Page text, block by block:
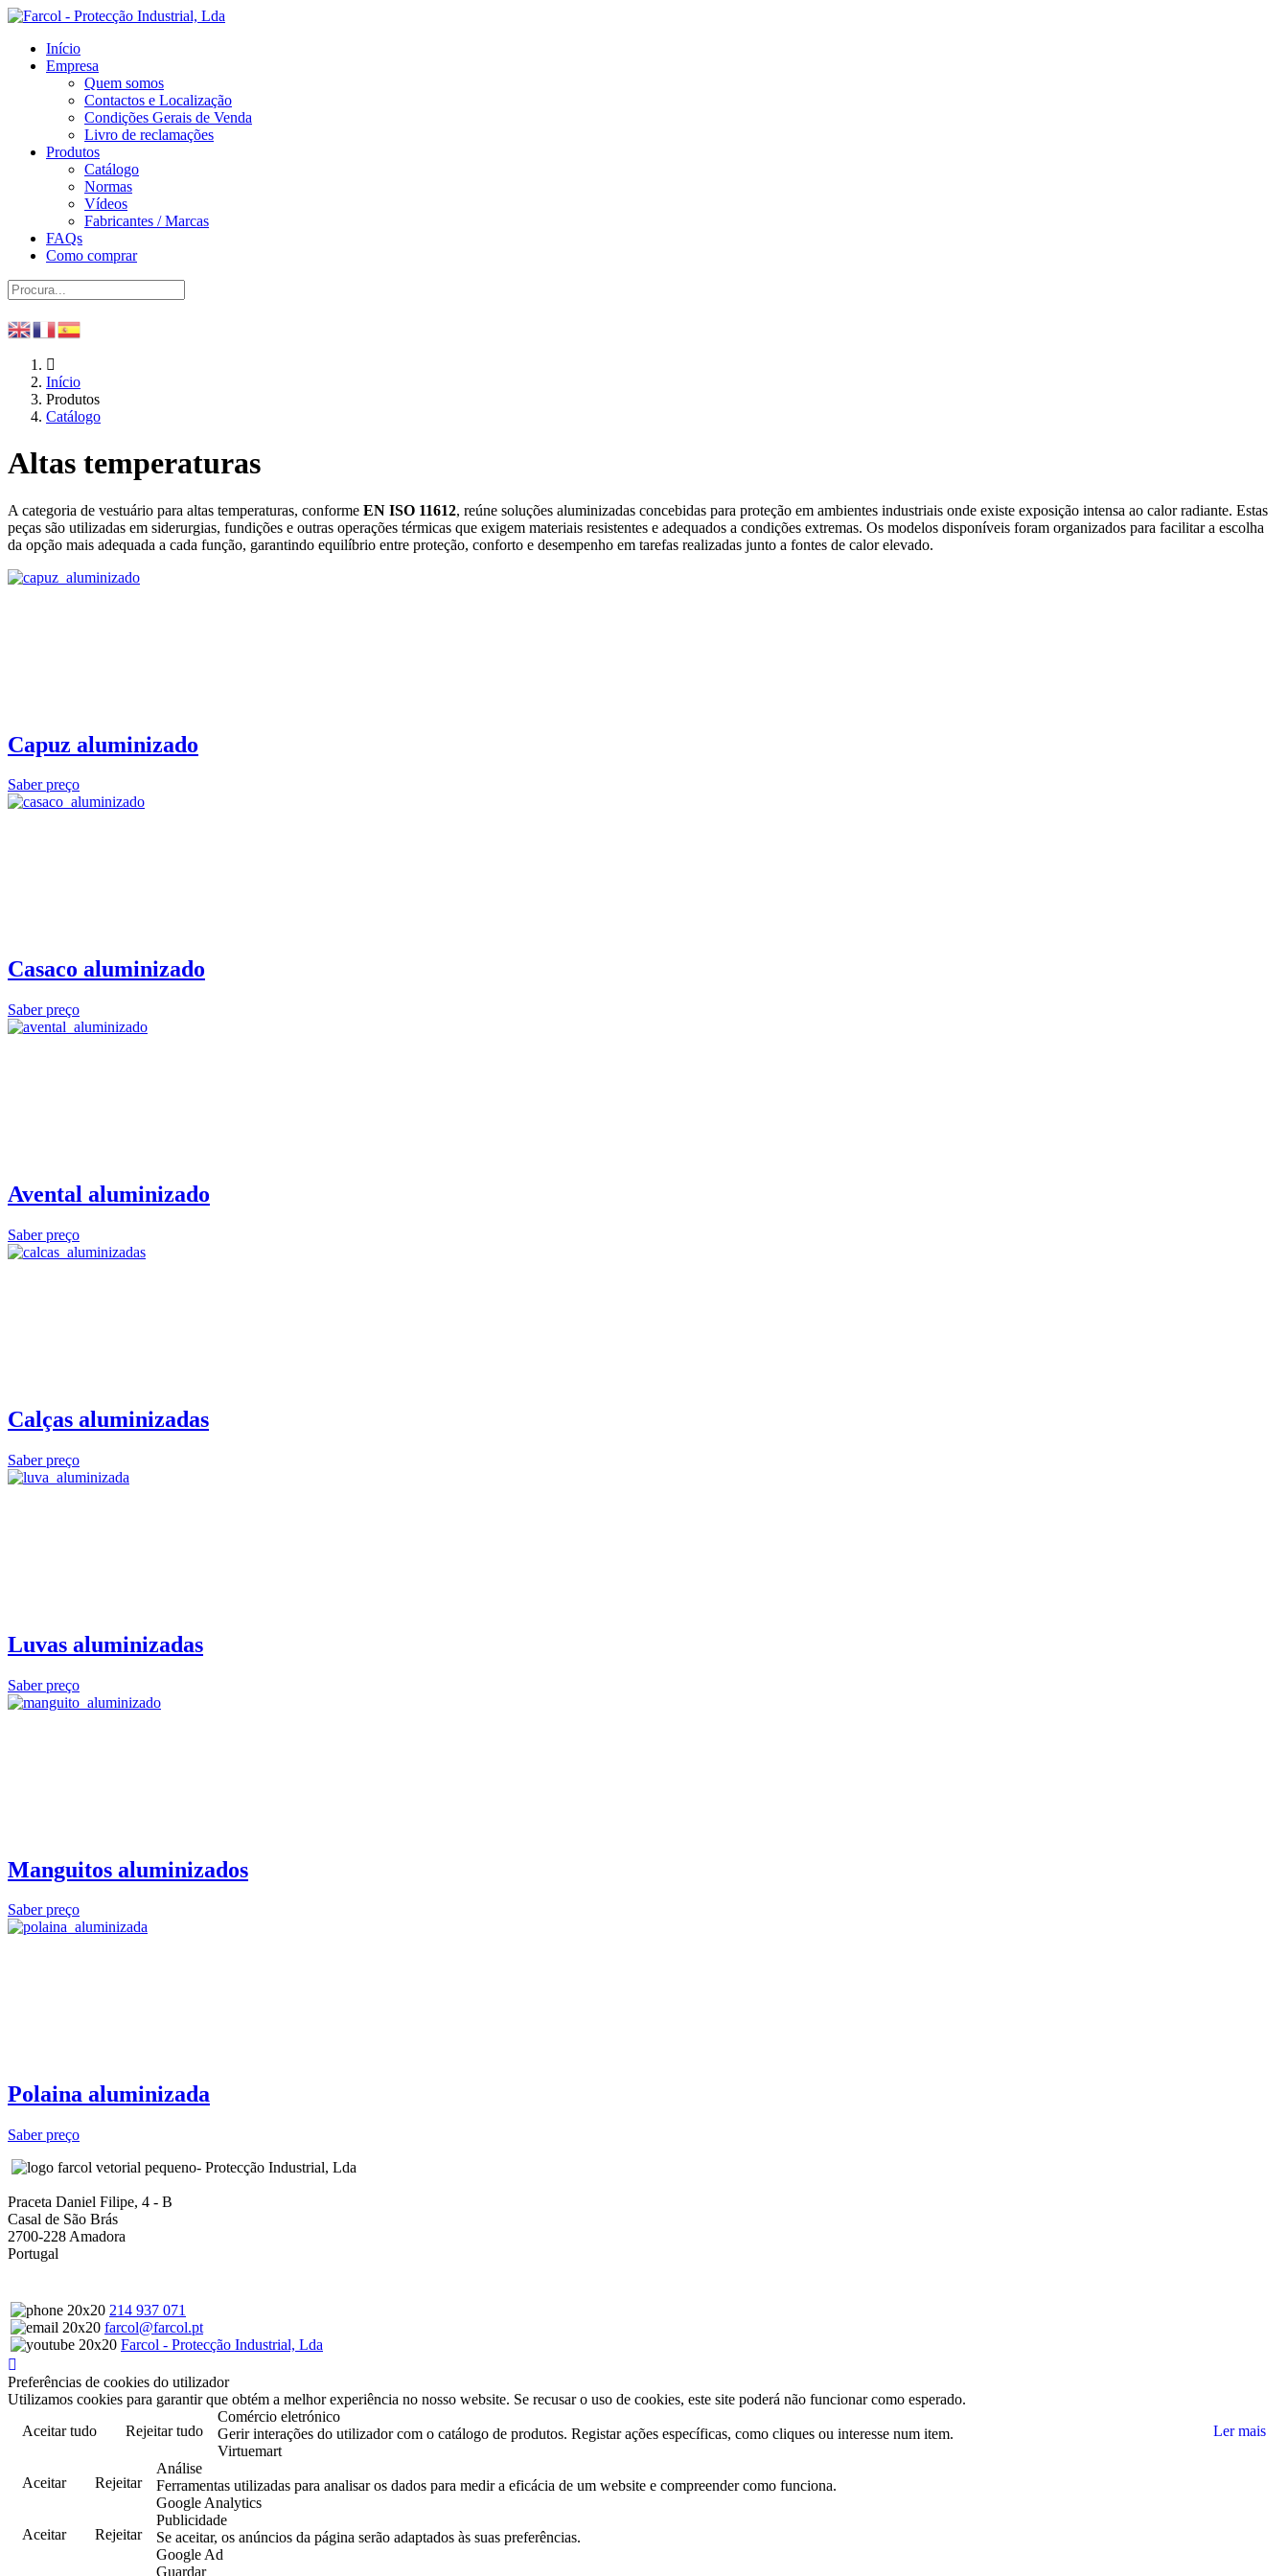
Início
Empresa
Quem somos
Contactos e Localização
Condições Gerais de Venda
Livro de reclamações
Produtos
Catálogo
Normas
Vídeos
Fabricantes / Marcas
FAQs
Como comprar
Início
Produtos
Catálogo
Altas temperaturas
A categoria de vestuário para altas temperaturas, conforme EN ISO 11612, reúne soluções aluminizadas concebidas para proteção em ambientes industriais onde existe exposição intensa ao calor radiante. Estas
peças são utilizadas em siderurgias, fundições e outras operações térmicas que exigem materiais resistentes e adequados a condições extremas. Os modelos disponíveis foram organizados para facilitar a escolha
da opção mais adequada a cada função, garantindo equilíbrio entre proteção, conforto e desempenho em tarefas realizadas junto a fontes de calor elevado.
Capuz aluminizado
Saber preço
Casaco aluminizado
Saber preço
Avental aluminizado
Saber preço
Calças aluminizadas
Saber preço
Luvas aluminizadas
Saber preço
Manguitos aluminizados
Saber preço
Polaina aluminizada
Saber preço
- Protecção Industrial, Lda
Praceta Daniel Filipe, 4 - B
Casal de São Brás
2700-228 Amadora
Portugal
214 937 071
farcol@farcol.pt
Farcol - Protecção Industrial, Lda
Preferências de cookies do utilizador
Utilizamos cookies para garantir que obtém a melhor experiência no nosso website. Se recusar o uso de cookies, este site poderá não funcionar como esperado.
Aceitar tudo
Rejeitar tudo Ler mais
Comércio eletrónico
Gerir interações do utilizador com o catálogo de produtos. Registar ações específicas, como cliques ou interesse num item.
Virtuemart
Aceitar
Rejeitar
Análise
Ferramentas utilizadas para analisar os dados para medir a eficácia de um website e compreender como funciona.
Google Analytics
Aceitar
Rejeitar
Publicidade
Se aceitar, os anúncios da página serão adaptados às suas preferências.
Google Ad
Guardar